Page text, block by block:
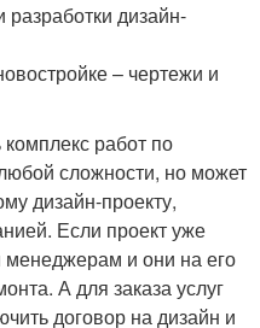
дизайн-
– чертежи и
работ по
сложности, но может
дизайн-проекту,
Если проект уже
менеджерам и они на его
А для заказа услуг
договор на дизайн и